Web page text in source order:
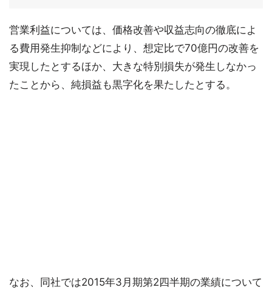
営業利益については、価格改善や収益志向の徹底によ
る費用発生抑制などにより、想定比で70億円の改善を
実現したとするほか、大きな特別損失が発生しなかっ
たことから、純損益も黒字化を果たしたとする。
なお、同社では2015年3月期第2四半期の業績について